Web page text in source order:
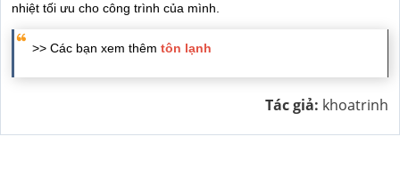
nhiệt tối ưu cho công trình của mình.
>> Các bạn xem thêm tôn lạnh
Tác giả: khoatrinh